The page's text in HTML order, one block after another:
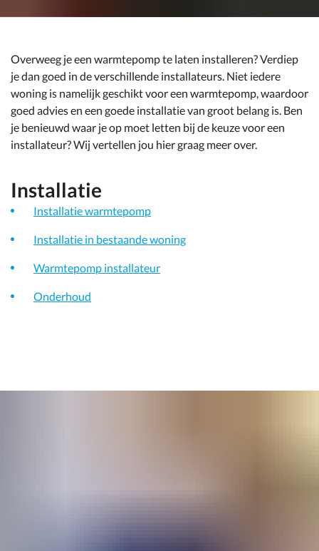
Overweeg je een warmtepomp te laten installeren? Verdiep
je dan goed in de verschillende installateurs. Niet iedere
woning is namelijk geschikt voor een warmtepomp, waardoor
goed advies en een goede installatie van groot belang is. Ben
je benieuwd waar je op moet letten bij de keuze voor een
installateur? Wij vertellen jou hier graag meer over.
Installatie
Installatie warmtepomp
Installatie in bestaande woning
Warmtepomp installateur
Onderhoud